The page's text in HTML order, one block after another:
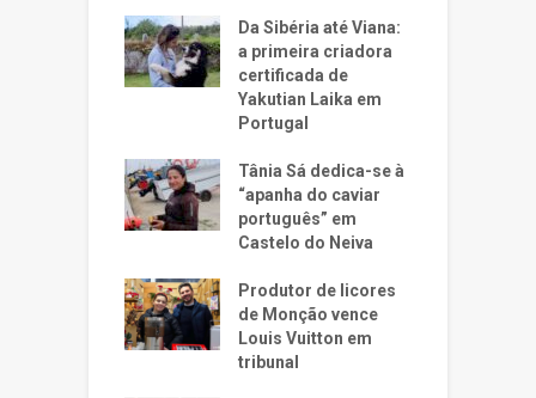
Da Sibéria até Viana:
a primeira criadora
certificada de
Yakutian Laika em
Portugal
Tânia Sá dedica-se à
“apanha do caviar
português” em
Castelo do Neiva
Produtor de licores
de Monção vence
Louis Vuitton em
tribunal